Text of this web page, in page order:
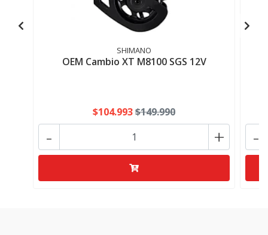
SHIMANO
OEM Cambio XT M8100 SGS 12V
$104.993$149.990
+
- -